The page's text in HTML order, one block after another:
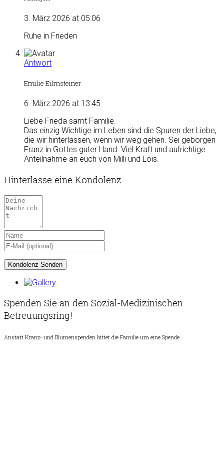
3. März 2026 at 05:06
Ruhe in Frieden
Antwort
Emilie Eilmsteiner
6. März 2026 at 13:45
Liebe Frieda samt Familie.
Das einzig Wichtige im Leben sind die Spuren der Liebe,
die wir hinterlassen, wenn wir weg gehen. Sei geborgen
Franz in Gottes guter Hand. Viel Kraft und aufrichtige
Anteilnahme an euch von Milli und Lois.
Hinterlasse eine Kondolenz
Spenden Sie an den Sozial-Medizinischen
Betreuungsring!
Anstatt Kranz- und Blumenspenden bittet die Familie um eine Spende.